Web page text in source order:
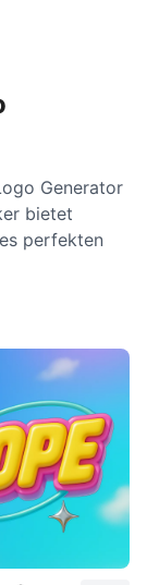
Generator
bietet
perfekten